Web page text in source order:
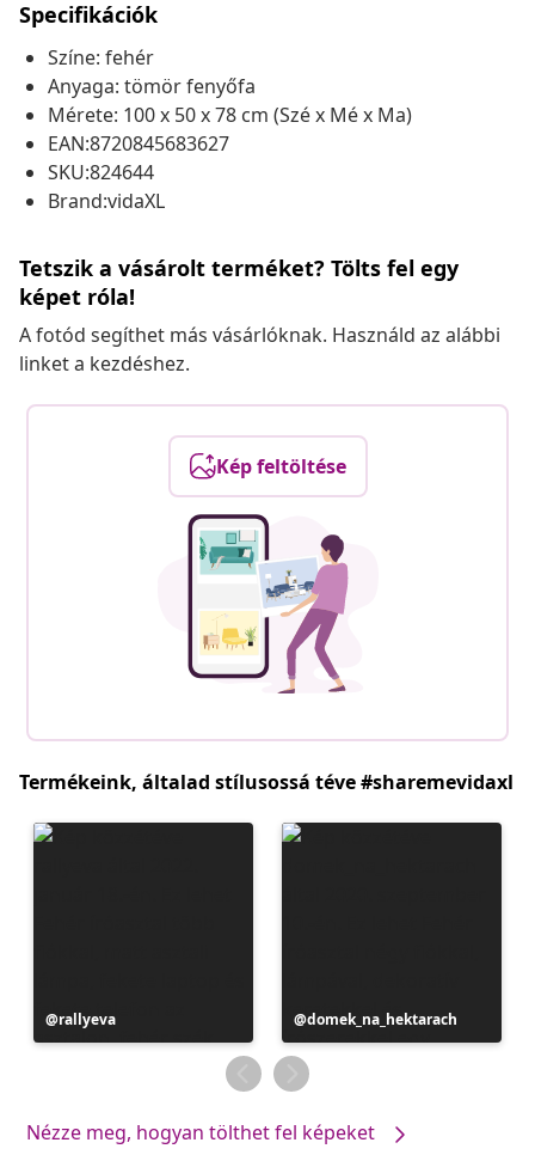
Specifikációk
Színe: fehér
Anyaga: tömör fenyőfa
Mérete: 100 x 50 x 78 cm (Szé x Mé x Ma)
EAN:8720845683627
SKU:824644
Brand:vidaXL
Tetszik a vásárolt terméket? Tölts fel egy
képet róla!
A fotód segíthet más vásárlóknak. Használd az alábbi
linket a kezdéshez.
Kép feltöltése
Termékeink, általad stílusossá téve #sharemevidaxl
Bejegyzés
közzétevője
rallyeva
Bejegyzés
közzétevője
domek_na_hektarach
Nézze meg, hogyan tölthet fel képeket